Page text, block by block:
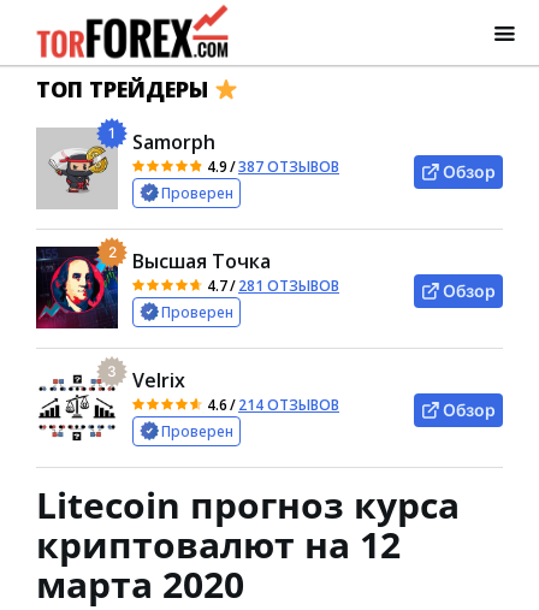
ТОП ТРЕЙДЕРЫ
1 Samorph
4.9/387 ОТЗЫВОВ
Проверен
Обзор
2 Высшая Точка
4.7/281 ОТЗЫВОВ
Проверен
Обзор
3 Velrix
4.6/214 ОТЗЫВОВ
Проверен
Обзор
Litecoin прогноз курса
криптовалют на 12
марта 2020